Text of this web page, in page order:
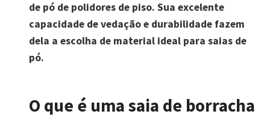
de pó de polidores de piso. Sua excelente
capacidade de vedação e durabilidade fazem
dela a escolha de material ideal para saias de
pó.
O que é uma saia de borracha